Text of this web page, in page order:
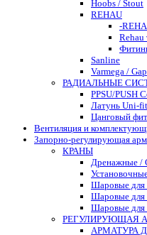
Hoobs / Stout
REHAU
-
Rehau
Sanline
Varmega /
РАДИАЛЬНЫЕ
PPSU/PUSH
Латунь Uni-
Цанговый
Вентиляция и
Запорно-регулирующая
КРАНЫ
Дренажные /
Шаровые для
Шаровые для
Шаровые для
РЕГУЛИРУЮЩАЯ
АРМАТУРА